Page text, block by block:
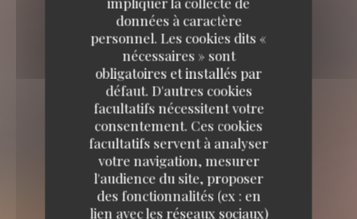
données à caractère
personnel. Les cookies dits «
nécessaires » sont
obligatoires et installés par
défaut. D'autres cookies
facultatifs nécessitent votre
consentement. Ces cookies
facultatifs servent à analyser
votre navigation, mesurer
l'audience du site, proposer
des fonctionnalités (ex : en
lien avec les réseaux sociaux)